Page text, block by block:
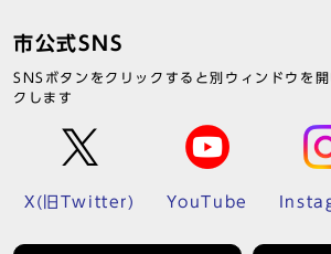
市公式SNS
SNSボタンをクリックすると別ウィンドウを
クします
X(旧Twitter) YouTube